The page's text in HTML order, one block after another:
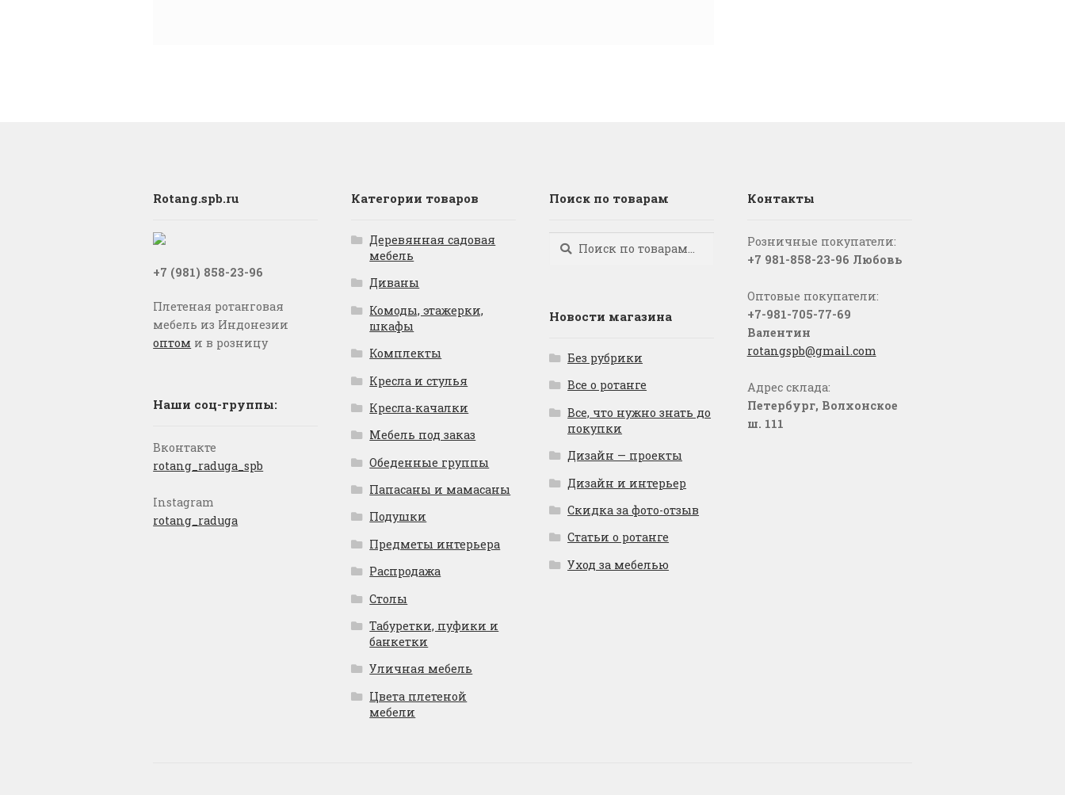
Rotang.spb.ru
+7 (981) 858-23-96
Плетеная ротанговая
мебель из Индонезии
оптом и в розницу
Наши соц-группы:
Вконтакте
rotang_raduga_spb
Instagram
rotang_raduga
Категории товаров
Деревянная садовая
мебель
Диваны
Комоды, этажерки,
шкафы
Комплекты
Кресла и стулья
Кресла-качалки
Мебель под заказ
Обеденные группы
Папасаны и мамасаны
Подушки
Предметы интерьера
Распродажа
Столы
Табуретки, пуфики и
банкетки
Уличная мебель
Цвета плетеной
мебели
Поиск по товарам
Искать:
Поиск
Новости магазина
Без рубрики
Все о ротанге
Все, что нужно знать до
покупки
Дизайн — проекты
Дизайн и интерьер
Скидка за фото-отзыв
Статьи о ротанге
Уход за мебелью
Контакты
Розничные покупатели:
+7 981-858-23-96 Любовь
Оптовые покупатели:
+7-981-705-77-69
Валентин
rotangspb@gmail.com
Адрес склада:
Петербург, Волхонское
ш. 111